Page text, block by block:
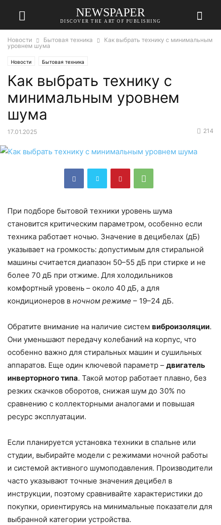
NEWSPAPER
DISCOVER THE ART OF PUBLISHING
Новости Бытовая техника
Как выбрать технику с минимальным
уровнем шума
Новости Бытовая техника
Как выбрать технику с
минимальным уровнем
шума
17.01.2025 214
При подборе бытовой техники уровень шума
становится критическим параметром, особенно если
техника работает ночью. Значение в децибелах (дБ)
указывает на громкость: допустимым для стиральной
машины считается диапазон 50–55 дБ при стирке и не
более 70 дБ при отжиме. Для холодильников
комфортный уровень – около 40 дБ, а для
кондиционеров в ночном режиме – 19–24 дБ.
Обратите внимание на наличие систем виброизоляции.
Они уменьшают передачу колебаний на корпус, что
особенно важно для стиральных машин и сушильных
аппаратов. Еще один ключевой параметр – двигатель
инверторного типа. Такой мотор работает плавно, без
резких скачков оборотов, снижая шум до 30% по
сравнению с коллекторными аналогами и повышая
ресурс эксплуатации.
Если планируется установка техники в спальне или
студии, выбирайте модели с режимами ночной работы
и системой активного шумоподавления. Производители
часто указывают точные значения децибел в
инструкции, поэтому сравнивайте характеристики до
покупки, ориентируясь на минимальные показатели для
выбранной категории устройства.